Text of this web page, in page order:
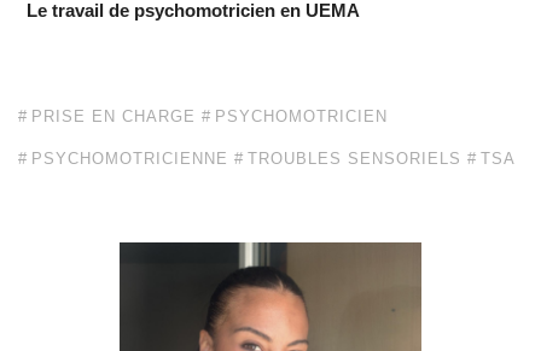
Le travail de psychomotricien en UEMA
PRISE EN CHARGE PSYCHOMOTRICIEN
PSYCHOMOTRICIENNE TROUBLES SENSORIELS TSA